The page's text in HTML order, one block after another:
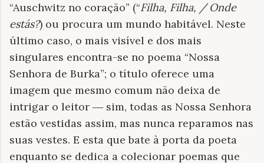
“Auschwitz no coração” (“Filha, Filha, / Onde
estás?) ou procura um mundo habitável. Neste
último caso, o mais visível e dos mais
singulares encontra-se no poema “Nossa
Senhora de Burka”; o título oferece uma
imagem que mesmo comum não deixa de
intrigar o leitor ― sim, todas as Nossa Senhora
estão vestidas assim, mas nunca reparamos nas
suas vestes. E esta que bate à porta da poeta
enquanto se dedica a colecionar poemas que